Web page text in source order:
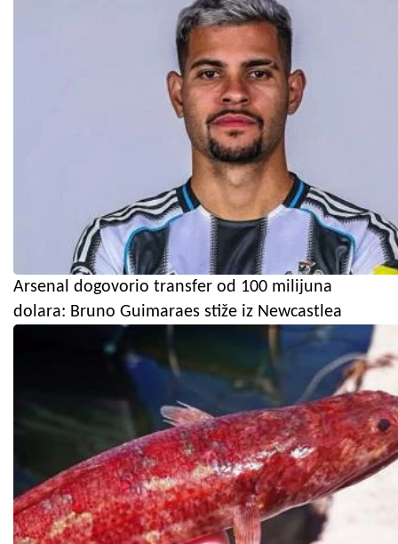
Arsenal dogovorio transfer od 100 milijuna
dolara: Bruno Guimaraes stiže iz Newcastlea